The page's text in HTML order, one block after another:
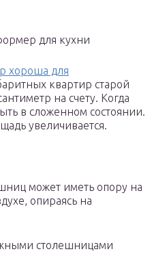
для кухни
хороша для
квартир старой
на счету. Когда
в сложенном состоянии.
увеличивается.
может иметь опору на
опираясь на
столешницами